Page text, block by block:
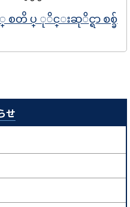
တိ ပ္ ုိင္းဆုိင္ရာ စစ္ခ်
せ